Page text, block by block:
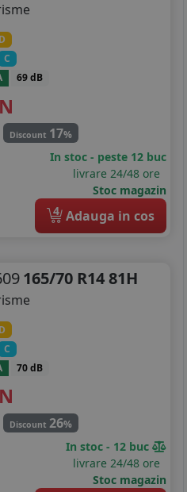
D
C
69 dB
Discount 17%
In stoc - peste 12 buc
livrare 24/48 ore
Stoc magazin
4 Adauga in cos
165/70 R14 81H
D
C
70 dB
Discount 26%
In stoc - 12 buc
livrare 24/48 ore
Stoc magazin